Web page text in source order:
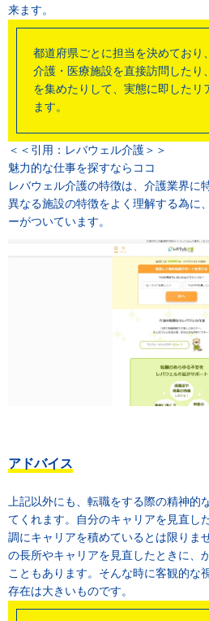
来ます。
都道府県ごとに担当を決めており
介護・医療施設を直接訪問したり
を集めたりして、実態に即したリ
ます。
＜＜引用：レバウェル介護＞＞
魅力的な仕事を探すならココ
レバウェル介護の特徴は、介護業界に
異なる施設の特徴をよく理解する為に
ーがついています。
アドバイス
上記以外にも、転職をする際の精神的
てくれます。自分のキャリアを見直し
調にキャリアを積めているとは限りま
の長所やキャリアを見直したときに、
こともあります。そんな時に客観的な
存在は大きいものです。